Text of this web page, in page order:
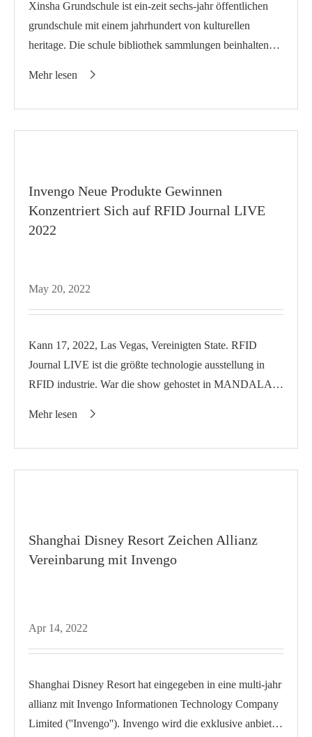
Xinsha Grundschule ist ein-zeit sechs-jahr öffentlichen
grundschule mit einem jahrhundert von kulturellen
heritage. Die schule bibliothek sammlungen beinhalten
Mehr lesen 
Invengo Neue Produkte Gewinnen
Konzentriert Sich auf RFID Journal LIVE
2022
May 20, 2022
Kann 17, 2022, Las Vegas, Vereinigten State. RFID
Journal LIVE ist die größte technologie ausstellung in
RFID industrie. War die show gehostet in MANDALAY
Mehr lesen 
Shanghai Disney Resort Zeichen Allianz
Vereinbarung mit Invengo
Apr 14, 2022
Shanghai Disney Resort hat eingegeben in eine multi-jahr
allianz mit Invengo Informationen Technology Company
Limited (''Invengo''). Invengo wird die exklusive anbieter